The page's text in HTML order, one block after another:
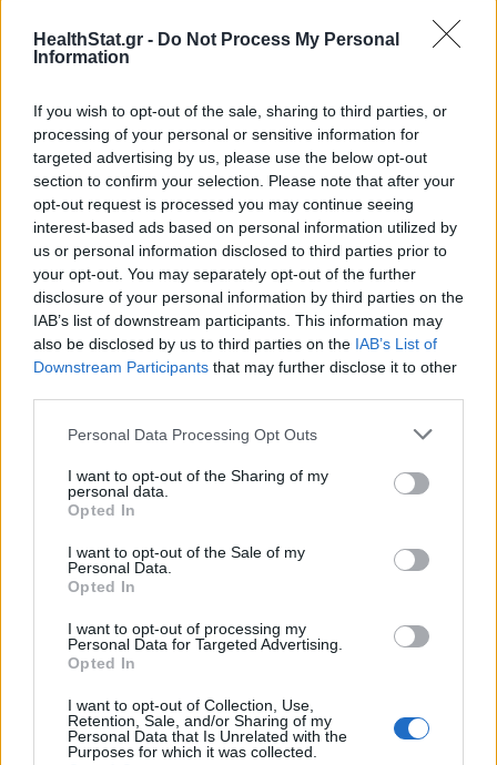
HealthStat.gr - Do Not Process My Personal
Information
If you wish to opt-out of the sale, sharing to third parties, or
processing of your personal or sensitive information for
targeted advertising by us, please use the below opt-out
section to confirm your selection. Please note that after your
opt-out request is processed you may continue seeing
interest-based ads based on personal information utilized by
us or personal information disclosed to third parties prior to
your opt-out. You may separately opt-out of the further
disclosure of your personal information by third parties on the
IAB’s list of downstream participants. This information may
also be disclosed by us to third parties on the IAB’s List of
Downstream Participants that may further disclose it to other
Personal Data Processing Opt Outs
I want to opt-out of the Sharing of my
personal data.
Opted In
I want to opt-out of the Sale of my
Personal Data.
Opted In
I want to opt-out of processing my
Personal Data for Targeted Advertising.
Opted In
I want to opt-out of Collection, Use,
Retention, Sale, and/or Sharing of my
Personal Data that Is Unrelated with the
Purposes for which it was collected.
Διαιτολόγος προτείνει: Αποφύγετε
19 Μαρτίου 2026
Φρουτοσαλάτα: Ανοιξιάτικη
συνταγή για αποτοξίνωση
26 Μαρτίου 2026
ΣΧΕΤΙΚΑ ΑΡΘΡΑ
Οι δύο ασκήσεις Pilates που δεν πρέπει να